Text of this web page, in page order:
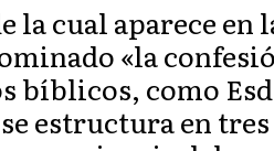
la cual aparece
«la
como Esd
estructura en